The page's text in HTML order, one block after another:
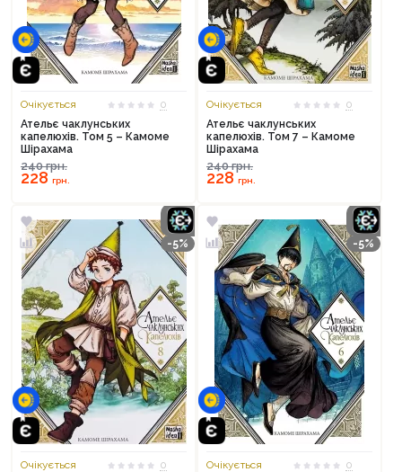
Очікується
0
Ательє чаклунських
капелюхів. Том 5 – Камоме
Шірахама
240грн.
228грн.
Очікується
0
Ательє чаклунських
капелюхів. Том 7 – Камоме
Шірахама
240грн.
228грн.
-5%
Очікується
0
-5%
Очікується
0
Продовжити покупки